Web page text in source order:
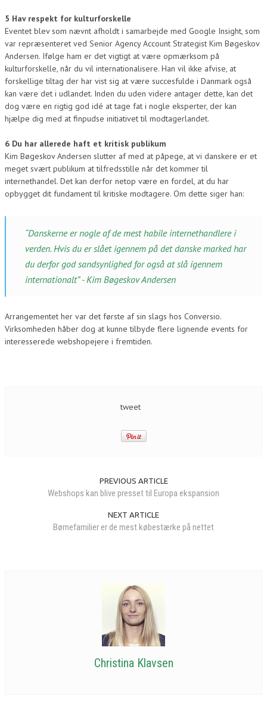
5 Hav respekt for kulturforskelle
Eventet blev som nævnt afholdt i samarbejde med Google Insight, som
var repræsenteret ved Senior Agency Account Strategist Kim Bøgeskov
Andersen. Ifølge ham er det vigtigt at være opmærksom på
kulturforskelle, når du vil internationalisere. Han vil ikke afvise, at
forskellige tiltag der har vist sig at være succesfulde i Danmark også
kan være det i udlandet. Inden du uden videre antager dette, kan det
dog være en rigtig god idé at tage fat i nogle eksperter, der kan
hjælpe dig med at finpudse initiativet til modtagerlandet.
6 Du har allerede haft et kritisk publikum
Kim Bøgeskov Andersen slutter af med at påpege, at vi danskere er et
meget svært publikum at tilfredsstille når det kommer til
internethandel. Det kan derfor netop være en fordel, at du har
opbygget dit fundament til kritiske modtagere. Om dette siger han:
“Danskerne er nogle af de mest habile internethandlere i
verden. Hvis du er slået igennem på det danske marked har
du derfor god sandsynlighed for også at slå igennem
internationalt” - Kim Bøgeskov Andersen
Arrangementet her var det første af sin slags hos Conversio.
Virksomheden håber dog at kunne tilbyde flere lignende events for
interesserede webshopejere i fremtiden.
tweet
PREVIOUS ARTICLE
Webshops kan blive presset til Europa ekspansion
NEXT ARTICLE
Børnefamilier er de mest købestærke på nettet
Christina Klavsen